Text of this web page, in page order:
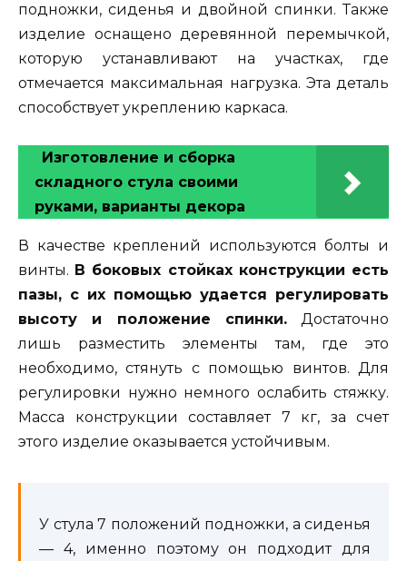
подножки, сиденья и двойной спинки. Также
изделие оснащено деревянной перемычкой,
которую устанавливают на участках, где
отмечается максимальная нагрузка. Эта деталь
способствует укреплению каркаса.
Изготовление и сборка
складного стула своими
руками, варианты декора
В качестве креплений используются болты и
винты. В боковых стойках конструкции есть
пазы, с их помощью удается регулировать
высоту и положение спинки.Достаточно
лишь разместить элементы там, где это
необходимо, стянуть с помощью винтов. Для
регулировки нужно немного ослабить стяжку.
Масса конструкции составляет 7 кг, за счет
этого изделие оказывается устойчивым.
У стула 7 положений подножки, а сиденья
— 4, именно поэтому он подходит для